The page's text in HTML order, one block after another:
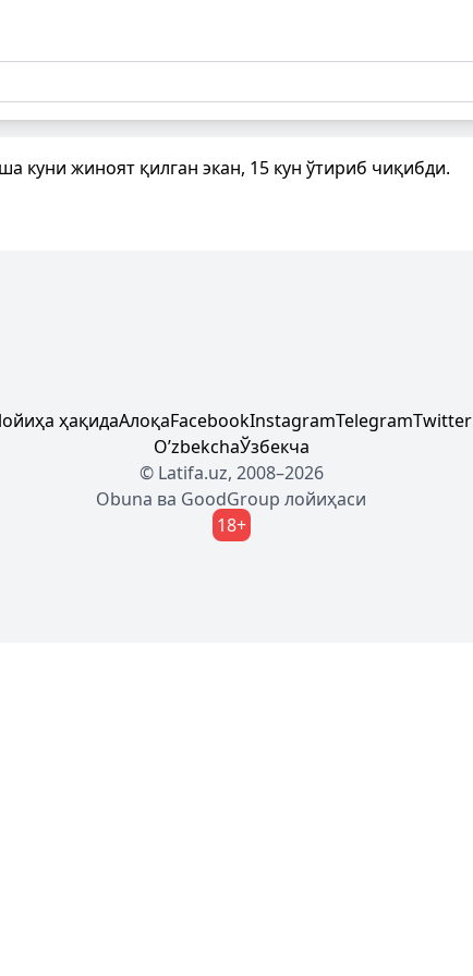
куни жиноят қилган экан, 15 кун ўтириб чиқибди.
ҳақидаАлоқаFacebookInstagramTelegramTwitter
OʼzbekchaЎзбекча
© Latifa.uz, 2008–2026
Obuna ва GoodGroup лойиҳаси
18+